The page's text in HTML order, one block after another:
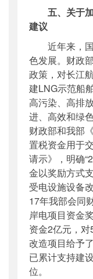
五、关于
建议
近年来，
色发展。财政
政策，对长江
建LNG示范船
高污染、高排
进、高效和绿
财政部和我部
置税资金用于
请示》，明确
金以奖励方式
受电设施设备
17年我部会同
岸电项目资金
资金2亿元，
改造项目给予
已累计支持建
位。